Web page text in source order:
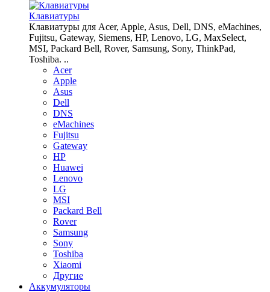
Клавиатуры
Клавиатуры для Acer, Apple, Asus, Dell, DNS, eMachines,
Fujitsu, Gateway, Siemens, HP, Lenovo, LG, MaxSelect,
MSI, Packard Bell, Rover, Samsung, Sony, ThinkPad,
Toshiba. ..
Acer
Apple
Asus
Dell
DNS
eMachines
Fujitsu
Gateway
HP
Huawei
Lenovo
LG
MSI
Packard Bell
Rover
Samsung
Sony
Toshiba
Xiaomi
Другие
Аккумуляторы